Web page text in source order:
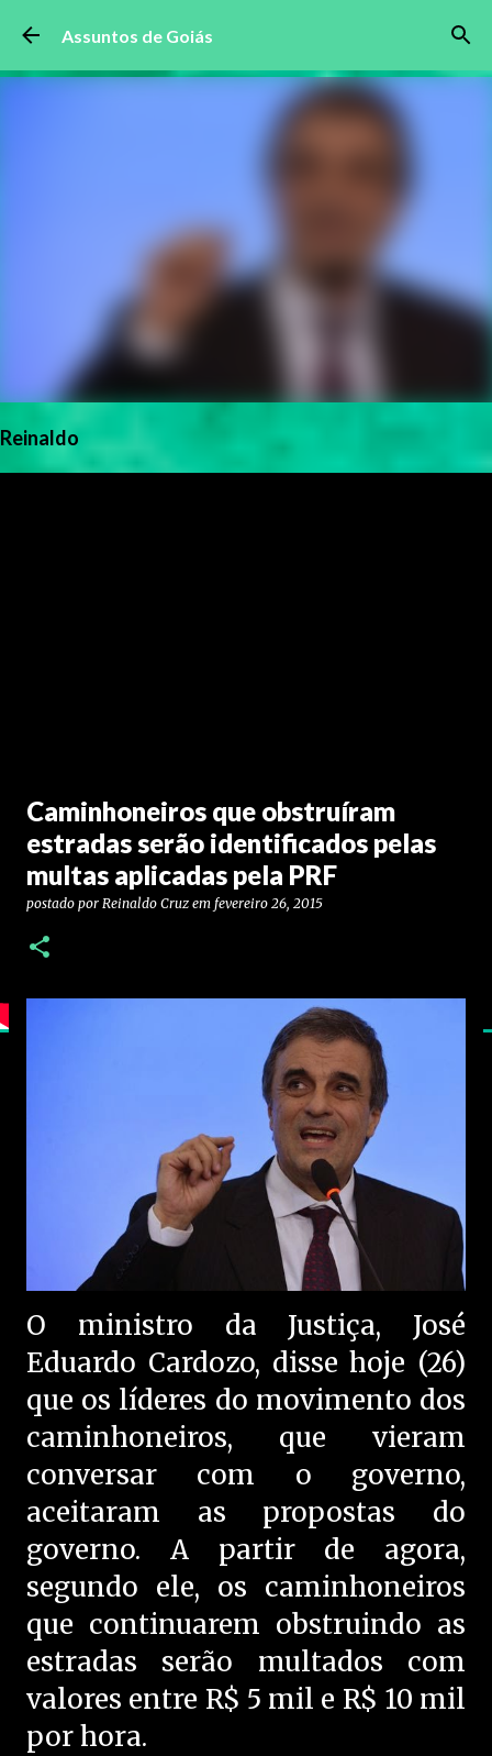
Pular para o conteúdo principal
Assuntos de Goiás
Reinaldo
Caminhoneiros que obstruíram
estradas serão identificados pelas
multas aplicadas pela PRF
postado por Reinaldo Cruz em fevereiro 26, 2015
O ministro da Justiça, José
Eduardo Cardozo, disse hoje (26)
que os líderes do movimento dos
caminhoneiros, que vieram
conversar com o governo,
aceitaram as propostas do
governo. A partir de agora,
segundo ele, os caminhoneiros
que continuarem obstruindo as
estradas serão multados com
valores entre R$ 5 mil e R$ 10 mil
por hora.